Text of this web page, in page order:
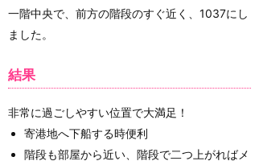
一階中央で、前方の階段のすぐ近く、1037にし
ました。
結果
非常に過ごしやすい位置で大満足！
寄港地へ下船する時便利
階段も部屋から近い、階段で二つ上がればメ